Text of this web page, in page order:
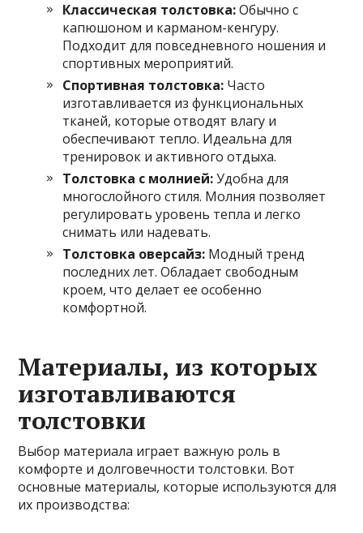
Классическая толстовка:Обычно с
капюшоном и карманом-кенгуру.
Подходит для повседневного ношения и
спортивных мероприятий.
Спортивная толстовка: Часто
изготавливается из функциональных
тканей, которые отводят влагу и
обеспечивают тепло. Идеальна для
тренировок и активного отдыха.
Толстовка с молнией:Удобна для
многослойного стиля. Молния позволяет
регулировать уровень тепла и легко
снимать или надевать.
Толстовка оверсайз: Модный тренд
последних лет. Обладает свободным
кроем, что делает ее особенно
комфортной.
Материалы, из которых
изготавливаются
толстовки
Выбор материала играет важную роль в
комфорте и долговечности толстовки. Вот
основные материалы, которые используются для
их производства: